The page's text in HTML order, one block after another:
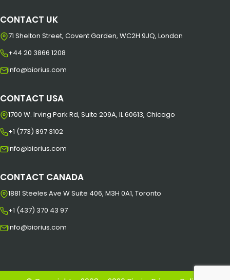
CONTACT UK
71 Shelton Street, Covent Garden, WC2H 9JQ, London
+44 20 3866 1208
info@biorius.com
CONTACT USA
1700 W. Irving Park Rd, Suite 209A, IL 60613, Chicago
+1 (773) 897 3102
info@biorius.com
CONTACT CANADA
1881 Steeles Ave W Suite 406, M3H 0A1, Toronto
+1 (437) 370 43 97
info@biorius.com